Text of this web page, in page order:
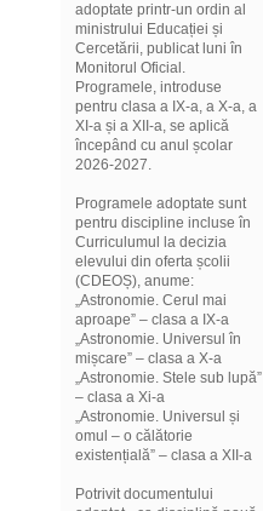
adoptate printr-un ordin al
ministrului Educației și
Cercetării, publicat luni în
Monitorul Oficial.
Programele, introduse
pentru clasa a IX-a, a X-a, a
XI-a și a XII-a, se aplică
începând cu anul școlar
2026-2027.
Programele adoptate sunt
pentru discipline incluse în
Curriculumul la decizia
elevului din oferta școlii
(CDEOȘ), anume:
„Astronomie. Cerul mai
aproape” – clasa a IX-a
„Astronomie. Universul în
mișcare” – clasa a X-a
„Astronomie. Stele sub lupă”
– clasa a Xi-a
„Astronomie. Universul și
omul – o călătorie
existențială” – clasa a XII-a
Potrivit documentului